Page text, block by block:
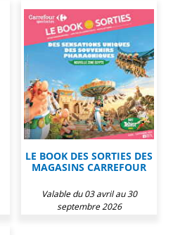
LE BOOK DES SORTIES DES
MAGASINS CARREFOUR
Valable du 03 avril au 30
septembre 2026